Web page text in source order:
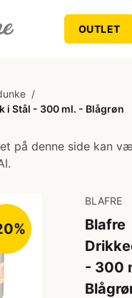
OUTLET
/
i Stål - 300 ml. - Blågrøn
på denne side kan
BLAFRE
Blafre
- 300